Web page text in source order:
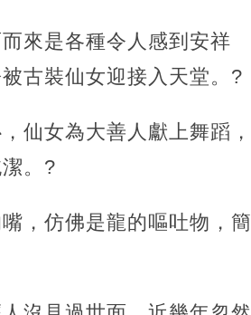
來是各種令人感到安祥
古裝仙女迎接入天堂。?
仙女為大善人獻上舞蹈，
。?
，仿佛是龍的嘔吐物，簡